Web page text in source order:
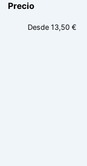
Precio
Desde 13,50 €